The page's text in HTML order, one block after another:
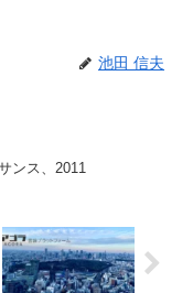
池田 信夫
ンス、2011